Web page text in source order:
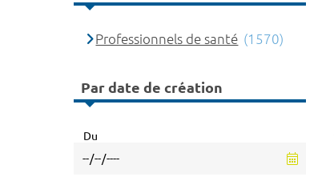
Professionnels de santé (1570)
Par date de création
Du